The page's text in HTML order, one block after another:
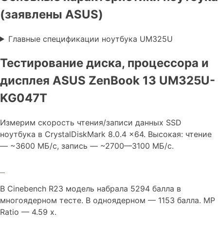
(заявлены ASUS)
Главные спецификации ноутбука UM325U
Тестирование диска, процессора и
дисплея ASUS ZenBook 13 UM325U-
KG047T
Измерим скорость чтения/записи данных SSD
ноутбука в CrystalDiskMark 8.0.4 x64. Высокая: чтение
— ~3600 МБ/с, запись — ~2700—3100 МБ/с.
В Cinebench R23 модель набрала 5294 балла в
многоядерном тесте. В одноядерном — 1153 балла. MP
Ratio — 4.59 х.